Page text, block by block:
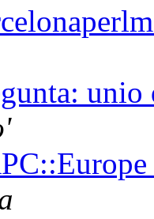
unio